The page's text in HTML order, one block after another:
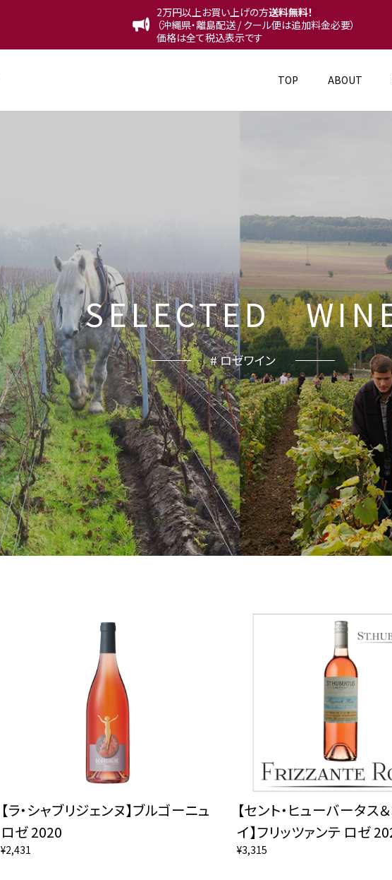
2万円以上お買い上げの方送料無料！
（沖縄県・離島配送 / クール便は追加料金必要）
価格は全て税込表示です
TOP ABOUT
SELECTED WIN
# ロゼワイン
【ラ・シャブリジェンヌ】ブルゴーニュ
ロゼ 2020
¥2,431
【セント・ヒューバータス
イ】フリッツァンテ ロゼ
¥3,315